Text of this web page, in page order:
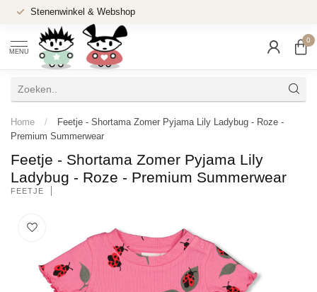
Stenenwinkel & Webshop
MENU
0
Home /
Feetje - Shortama Zomer Pyjama Lily Ladybug - Roze -
Premium Summerwear
Feetje - Shortama Zomer Pyjama Lily
Ladybug - Roze - Premium Summerwear
FEETJE